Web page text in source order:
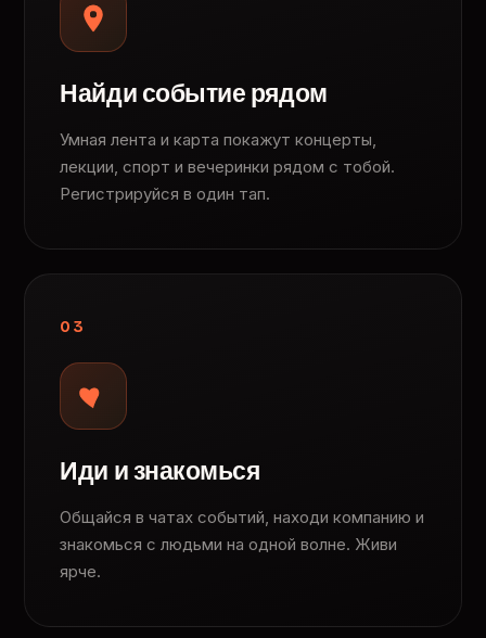
Найди событие рядом
Умная лента и карта покажут концерты,
лекции, спорт и вечеринки рядом с тобой.
Регистрируйся в один тап.
03
Иди и знакомься
Общайся в чатах событий, находи компанию и
знакомься с людьми на одной волне. Живи
ярче.